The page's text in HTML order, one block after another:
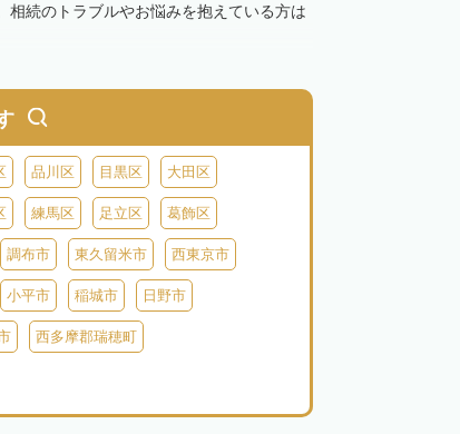
続のトラブルやお悩みを抱えている方は
品川区 目黒区 大田区
練馬区 足立区 葛飾区
調布市 東久留米市 西東京市
小平市 稲城市 日野市
西多摩郡瑞穂町